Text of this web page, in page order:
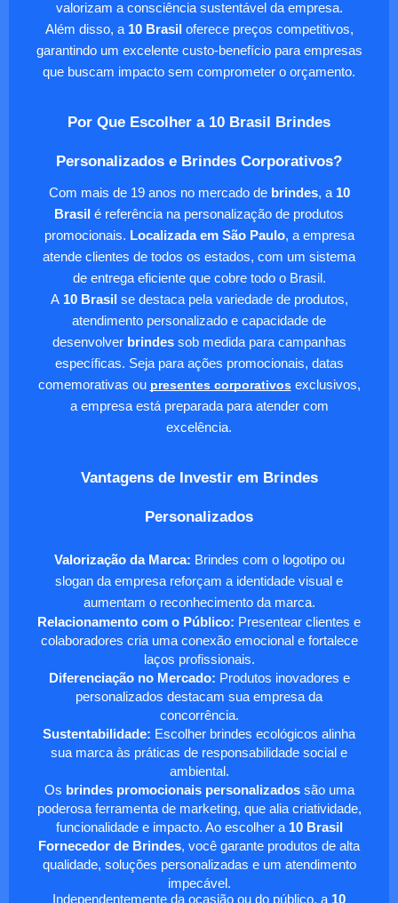
valorizam a consciência sustentável da empresa.
Além disso, a 10 Brasil oferece preços competitivos,
garantindo um excelente custo-benefício para empresas
que buscam impacto sem comprometer o orçamento.
Por Que Escolher a 10 Brasil Brindes
Personalizados e Brindes Corporativos?
Com mais de 19 anos no mercado de brindes, a 10
Brasil é referência na personalização de produtos
promocionais. Localizada em São Paulo, a empresa
atende clientes de todos os estados, com um sistema
de entrega eficiente que cobre todo o Brasil.
A10 Brasil se destaca pela variedade de produtos,
atendimento personalizado e capacidade de
desenvolver brindessob medida para campanhas
específicas. Seja para ações promocionais, datas
comemorativas ou presentes corporativosexclusivos,
a empresa está preparada para atender com
excelência.
Vantagens de Investir em Brindes
Personalizados
Valorização da Marca: Brindes com o logotipo ou
slogan da empresa reforçam a identidade visual e
aumentam o reconhecimento da marca.
Relacionamento com o Público: Presentear clientes e
colaboradores cria uma conexão emocional e fortalece
laços profissionais.
Diferenciação no Mercado: Produtos inovadores e
personalizados destacam sua empresa da
concorrência.
Sustentabilidade: Escolher brindes ecológicos alinha
sua marca às práticas de responsabilidade social e
ambiental.
Os brindes promocionais personalizadossão uma
poderosa ferramenta de marketing, que alia criatividade,
funcionalidade e impacto. Ao escolher a 10 Brasil
Fornecedor de Brindes, você garante produtos de alta
qualidade, soluções personalizadas e um atendimento
impecável.
Independentemente da ocasião ou do público, a 10